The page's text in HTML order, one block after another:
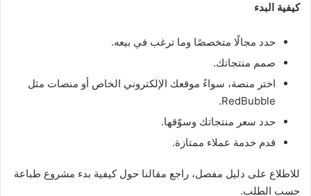
كيفية البدء
حدد مجالًا متخصصًا وما ترغب في بيعه.
صمم منتجاتك.
اختر منصة، سواءً موقعك الإلكتروني الخاص أو منصات مثل
RedBubble.
حدد سعر منتجاتك وسوّقها.
قدم خدمة عملاء ممتازة.
للاطلاع على دليل مفصل، راجع مقالنا حول كيفية بدء مشروع طباعة
حسب الطلب.